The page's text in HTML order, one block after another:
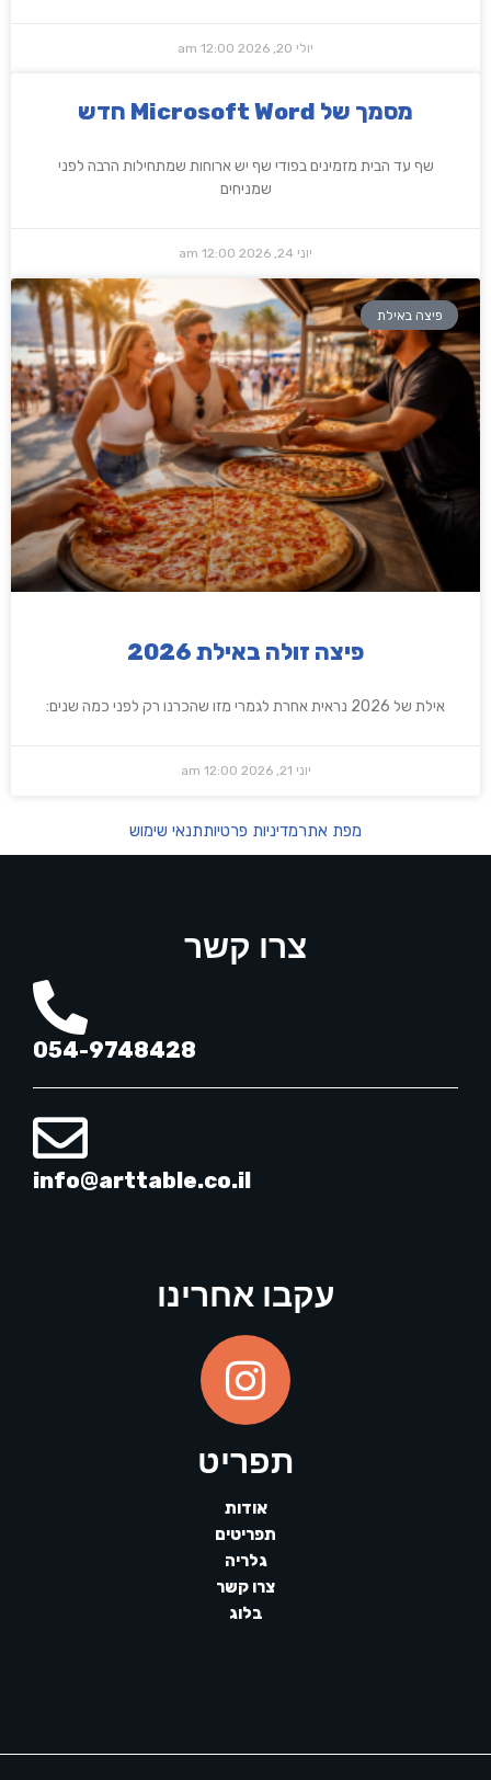
יולי 20, 2026 12:00 am
‏‏מסמך של Microsoft Word חדש
שף עד הבית מזמינים בפודי שף יש ארוחות שמתחילות הרבה לפני
שמניחים
יוני 24, 2026 12:00 am
פיצה באילת
פיצה זולה באילת 2026
אילת של 2026 נראית אחרת לגמרי מזו שהכרנו רק לפני כמה שנים:
יוני 21, 2026 12:00 am
מפת אתרמדיניות פרטיותתנאי שימוש
צרו קשר
054-9748428
info@arttable.co.il
עקבו אחרינו
תפריט
אודות
תפריטים
גלריה
צרו קשר
בלוג